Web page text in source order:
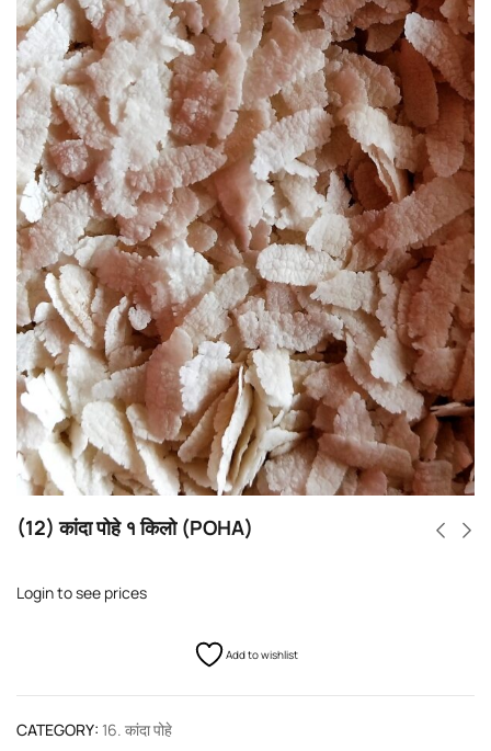
(12) कांदा पोहे १ किलो (POHA)
Login to see prices
Add to wishlist
CATEGORY: 16. कांदा पोहे